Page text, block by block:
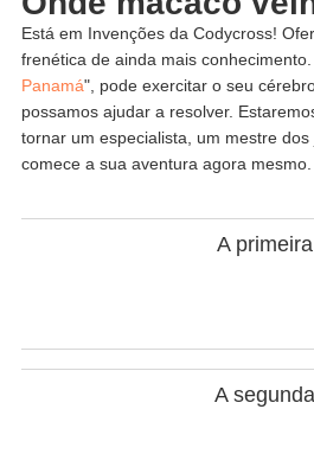
Está em Invenções da Codycross!
frenética de ainda mais
Panamá", pode exercitar o seu
possamos ajudar a resolver.
tornar um especialista, um mestre
comece a sua aventura agora
A
A